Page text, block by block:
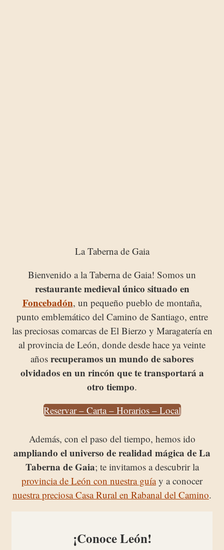
La Taberna de Gaia
Bienvenido a la Taberna de Gaia! Somos un
restaurante medieval único situado en
Foncebadón, un pequeño pueblo de montaña,
punto emblemático del Camino de Santiago, entre
las preciosas comarcas de El Bierzo y Maragatería en
al provincia de León, donde desde hace ya veinte
años recuperamos un mundo de sabores
olvidados en un rincón que te transportará a
otro tiempo.
Reservar – Carta – Horarios – Local
Además, con el paso del tiempo, hemos ido
ampliando el universo de realidad mágica de La
Taberna de Gaia; te invitamos a descubrir la
provincia de León con nuestra guíay a conocer
nuestra preciosa Casa Rural en Rabanal del Camino.
¡Conoce León!